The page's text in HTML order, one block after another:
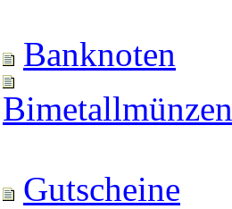
Banknoten
Bimetallmünzen
Gutscheine